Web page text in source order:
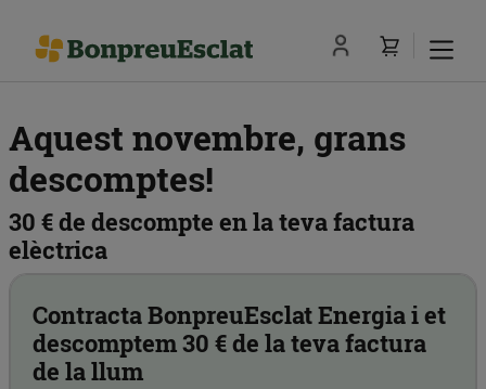
Aquest novembre, grans
descomptes!
30 € de descompte en la teva factura
elèctrica
Contracta BonpreuEsclat Energia i et
descomptem 30 € de la teva factura
de la llum